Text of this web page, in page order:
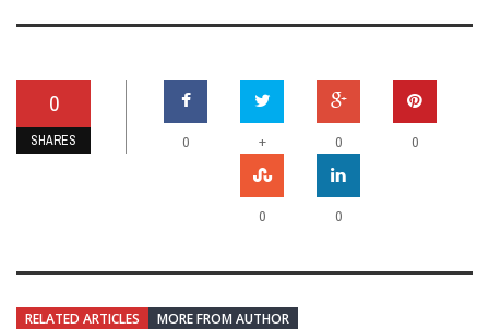
0
SHARES 0 + 0 0
0 0
RELATED ARTICLES MORE FROM AUTHOR